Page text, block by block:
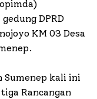
DPRD
KM 03 Desa
Sumenep kali ini
Rancangan